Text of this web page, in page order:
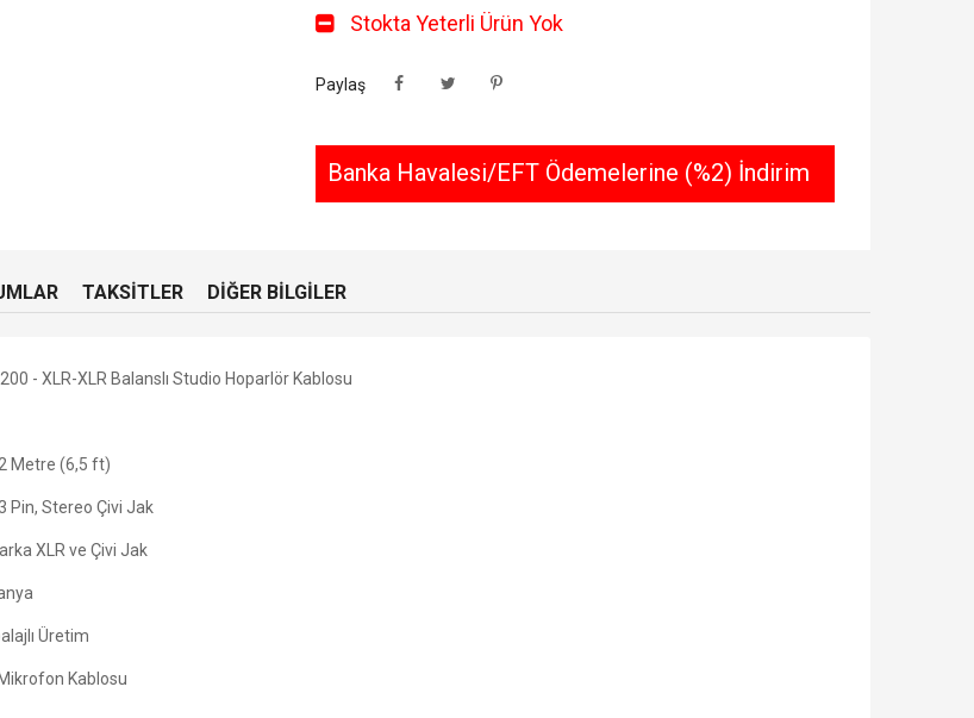
Stokta Yeterli Ürün Yok
Paylaş
Banka Havalesi/EFT Ödemelerine (%2) İndirim
TAKSITLER DIĞER BILGILER
- XLR-XLR Balanslı Studio Hoparlör Kablosu
Metre (6,5 ft)
Pin, Stereo Çivi Jak
XLR ve Çivi Jak
Üretim
Kablosu